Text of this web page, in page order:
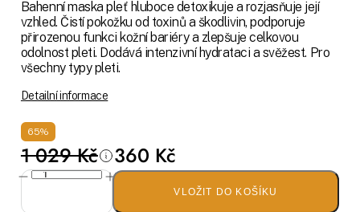
Bahenní maska pleť hluboce detoxikuje a rozjasňuje její
vzhled. Čistí pokožku od toxinů a škodlivin, podporuje
přirozenou funkci kožní bariéry a zlepšuje celkovou
odolnost pleti. Dodává intenzivní hydrataci a svěžest. Pro
všechny typy pleti.
Detailní informace
65%
1 029 Kč 360 Kč
VLOŽIT DO KOŠÍKU